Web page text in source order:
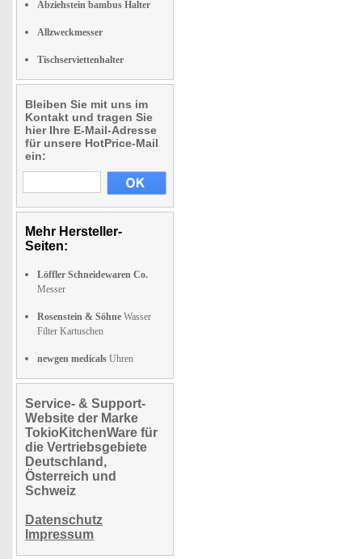
Abziehstein bambus Halter
Allzweckmesser
Tischserviettenhalter
Bleiben Sie mit uns im
Kontakt und tragen Sie
hier Ihre E-Mail-Adresse
für unsere HotPrice-Mail
ein:
Mehr Hersteller-
Seiten:
Löffler Schneidewaren Co.
Messer
Rosenstein & Söhne Wasser
Filter Kartuschen
newgen medicals Uhren
Service- & Support-
Website der Marke
TokioKitchenWare für
die Vertriebsgebiete
Deutschland,
Österreich und
Schweiz
Datenschutz
Impressum